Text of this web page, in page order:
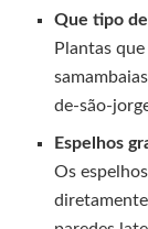
Que tipo
Plantas
de-são-
Espelhos
Os